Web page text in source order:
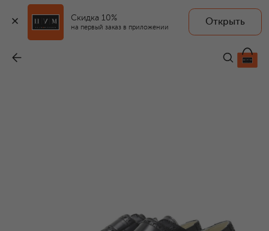
Скидка 10%
на первый заказ в приложении
Открыть
24 500 ₽